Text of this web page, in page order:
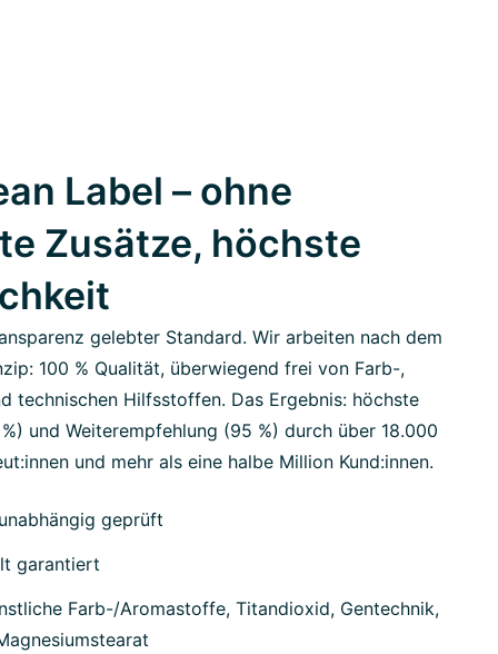
Label – ohne
Zusätze, höchste
gelebter Standard. Wir arbeiten nach dem
100 % Qualität, überwiegend frei von Farb-,
technischen Hilfsstoffen. Das Ergebnis: höchste
und Weiterempfehlung (95 %) durch über 18.000
und mehr als eine halbe Million Kund:innen.
geprüft
garantiert
Farb-/Aromastoffe, Titandioxid, Gentechnik,